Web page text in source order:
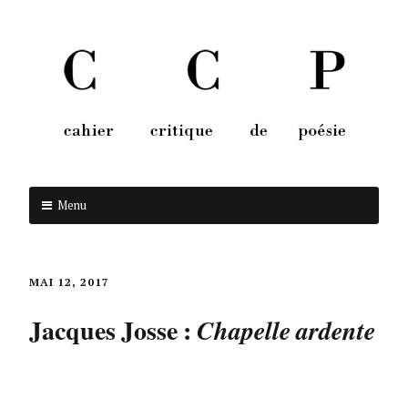
Menu
MAI 12, 2017
Jacques Josse : Chapelle ardente